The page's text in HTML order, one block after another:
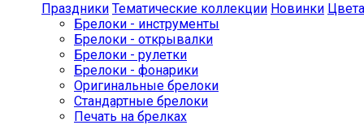
Праздники Тематические коллекции Новинки Цвета
Брелоки - инструменты
Брелоки - открывалки
Брелоки - рулетки
Брелоки - фонарики
Оригинальные брелоки
Стандартные брелоки
Печать на брелках